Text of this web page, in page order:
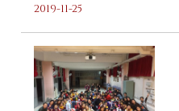
2019-11-25